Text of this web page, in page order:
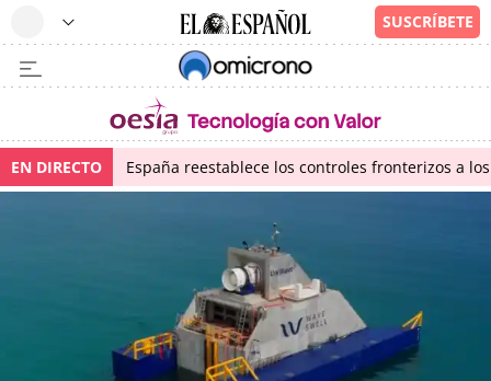
EN DIRECTO España reestablece los controles fronterizos a